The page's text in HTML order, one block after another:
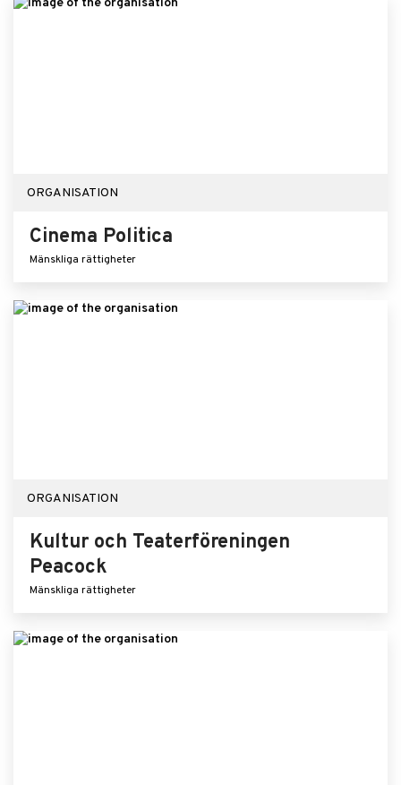
ORGANISATION
Cinema Politica
Mänskliga rättigheter
ORGANISATION
Kultur och Teaterföreningen
Peacock
Mänskliga rättigheter